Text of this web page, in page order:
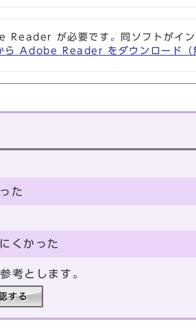
Reader が必要です。同ソフトがイン
Adobe Reader をダウンロード（
た
くかった
考とします。